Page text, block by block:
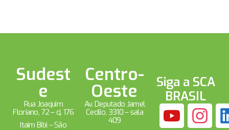
Sudest
e
Rua Joaquim
Floriano, 72 – cj. 176
Itaim Bibi – São
Centro-
Oeste
Av. Deputado Jamel
Cecílio, 3310 – sala
409
Siga a SCA
BRASIL